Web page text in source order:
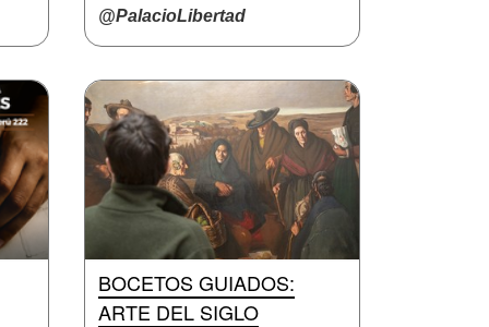
@PalacioLibertad
BOCETOS GUIADOS:
ARTE DEL SIGLO